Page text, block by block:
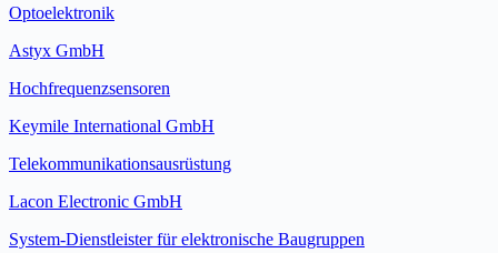
Optoelektronik
Astyx GmbH
Hochfrequenzsensoren
Keymile International GmbH
Telekommunikationsausrüstung
Lacon Electronic GmbH
System-Dienstleister für elektronische Baugruppen